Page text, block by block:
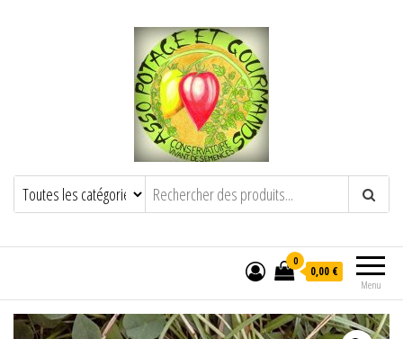
POTAGE ET GOURMANDSSemence paysanne naturelle
——————————————-
Menu
0
0,00 €